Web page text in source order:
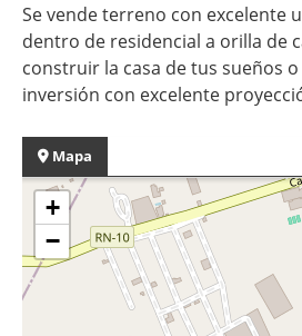
Se vende terreno con excelente
dentro de residencial a orilla de
construir la casa de tus sueños
inversión con excelente
Mapa
+
−